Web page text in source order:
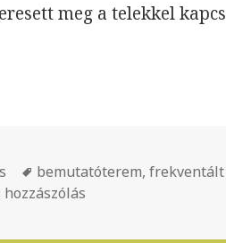
meg a telekkel
a Hungária
Címke
bemutatóterem,
koncepcióterve a